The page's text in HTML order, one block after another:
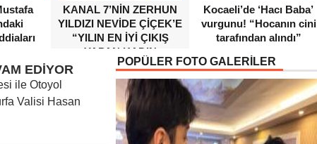
KANAL 7’NİN ZERHUN
YILDIZI NEVİDE ÇİÇEK’E
“YILIN EN İYİ ÇIKIŞ
YAPAN KADIN
OYUNCUSU” ÖDÜLÜ!
Kocaeli’de ‘Hacı Baba’
vurgunu! “Hocanın cini
tarafından alındı”
EDİYOR
ile Otoyol
Valisi Hasan
POPÜLER FOTO GALERİLER